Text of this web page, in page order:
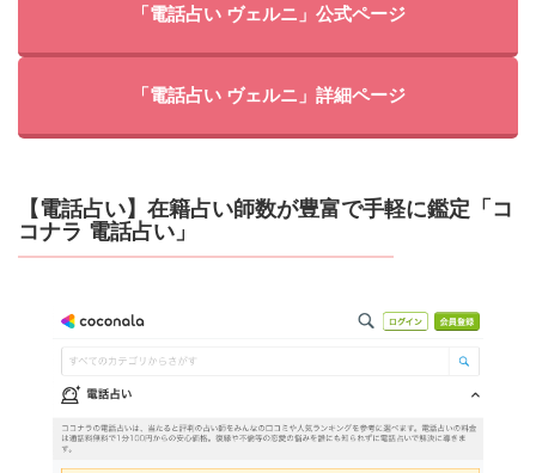
「電話占い ヴェルニ」公式ページ
「電話占い ヴェルニ」詳細ページ
【電話占い】在籍占い師数が豊富で手軽に鑑定「コ
コナラ 電話占い」